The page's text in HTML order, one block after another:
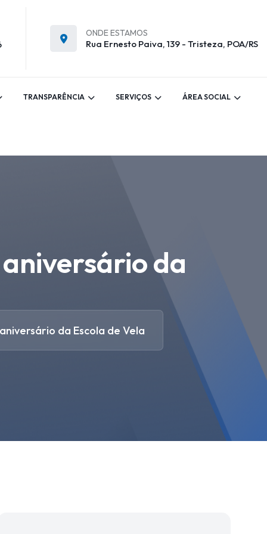
ONDE ESTAMOS
Rua Ernesto Paiva, 139 - Tristeza, POA/RS
TRANSPARÊNCIA SERVIÇOS ÁREA SOCIAL
da
da Escola de Vela